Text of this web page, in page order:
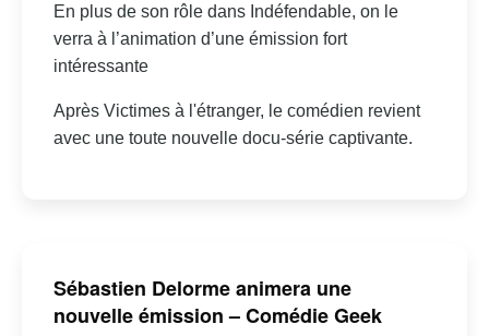
En plus de son rôle dans Indéfendable, on le
verra à l’animation d’une émission fort
intéressante
Après Victimes à l'étranger, le comédien revient
avec une toute nouvelle docu-série captivante.
Sébastien Delorme animera une
nouvelle émission – Comédie Geek